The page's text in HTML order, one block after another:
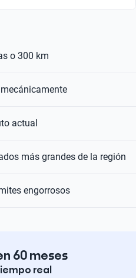
o 300 km
actual
más grandes de la región
engorrosos
60 meses
real